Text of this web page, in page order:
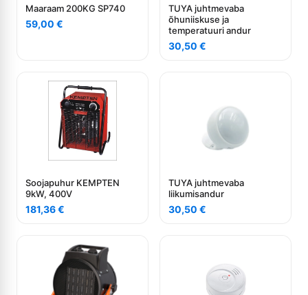
Maaraam 200KG SP740
59,00 €
TUYA juhtmevaba
õhuniiskuse ja
temperatuuri andur
30,50 €
Soojapuhur KEMPTEN
9kW, 400V
181,36€
TUYA juhtmevaba
liikumisandur
30,50 €